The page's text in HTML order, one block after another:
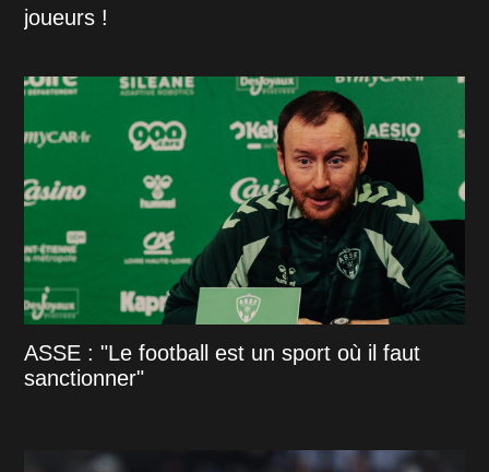
joueurs !
ASSE : "Le football est un sport où il faut
sanctionner"